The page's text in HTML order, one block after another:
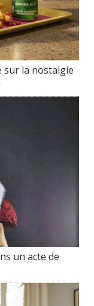
sur la nostalgie
un acte de